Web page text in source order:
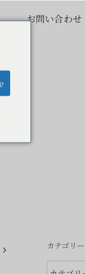
お問い合わせ
カテゴリー
カ